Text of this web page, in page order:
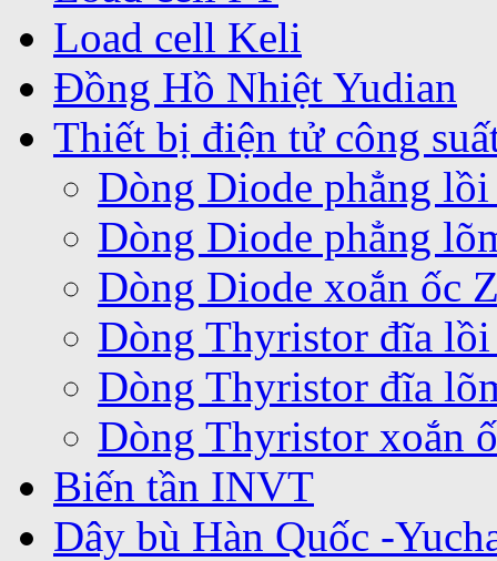
Load cell Keli
Đồng Hồ Nhiệt Yudian
Thiết bị điện tử công
Dòng Diode phẳng
Dòng Diode phẳng
Dòng Diode xoắn ốc
Dòng Thyristor đĩa
Dòng Thyristor đĩa
Dòng Thyristor xoắn
Biến tần INVT
Dây bù Hàn Quốc -